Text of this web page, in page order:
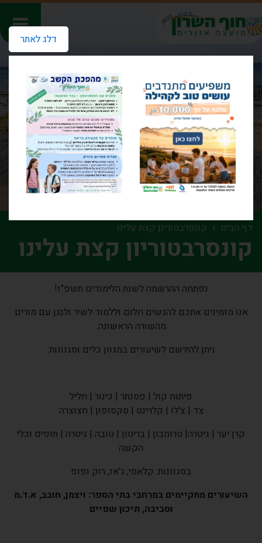
דלג לאתר
דף הבית קונסרבטוריון קצת עלינו
קונסרבטוריון קצת עלינו
נפתחה ההרשמה לשנת הלימודים תשפ"ז!
אנו מזמינים אתכם להגשים חלום וללמוד לשיר ולנגן עם מורים
מהשורה הראשונה.
ניתן להירשם לשיעורים במגוון כלים וסגנונות:
פיתוח קול | פסנתר | כינור | חליל
צד | צ'לו | קלרינט | סקסופון | חצוצרה
קרן יער | גיטרה| טרומבון | בריטון | טובה | גיטרה | תופים וכלי
הקשה
בסגנונות: קלאסי, ג'אז, רוק ופופ
השיעורים מתקיימים במרחבי בתי הספר: ויצמן, חובב, א.ד.מ
וסביבה, תיכון שפיים